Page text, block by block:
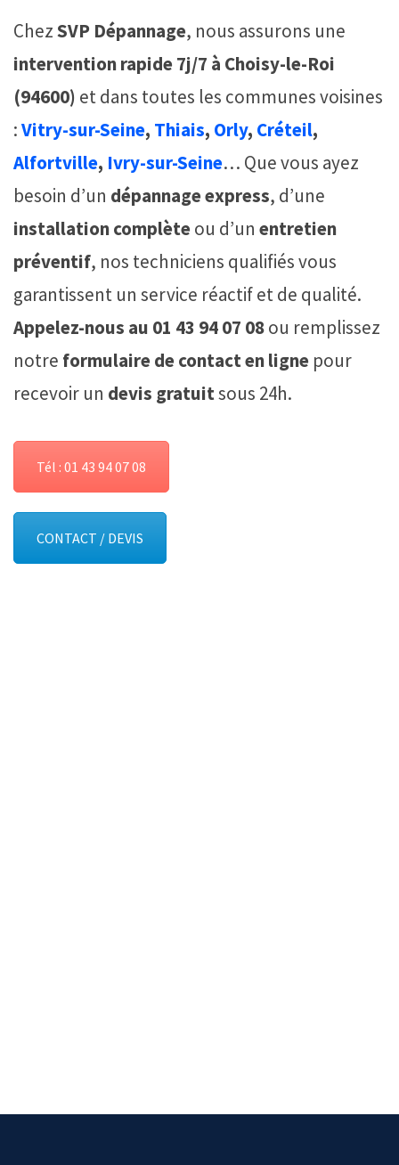
ChezSVP Dépannage, nous assurons une
intervention rapide 7j/7 à Choisy-le-Roi
(94600) et dans toutes les communes voisines
:Vitry-sur-Seine, Thiais, Orly, Créteil,
Alfortville, Ivry-sur-Seine… Que vous ayez
besoin d’un dépannage express, d’une
installation complèteou d’un entretien
préventif, nos techniciens qualifiés vous
garantissent un service réactif et de qualité.
Appelez-nous au 01 43 94 07 08ou remplissez
notre formulaire de contact en ligne pour
recevoir un devis gratuitsous 24h.
Tél : 01 43 94 07 08
CONTACT / DEVIS